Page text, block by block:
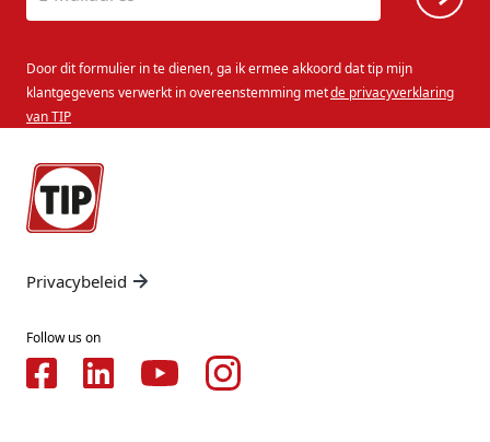
Door dit formulier in te dienen, ga ik ermee akkoord dat tip mijn
klantgegevens verwerkt in overeenstemming metde privacyverklaring
van TIP
Privacybeleid
Follow us on